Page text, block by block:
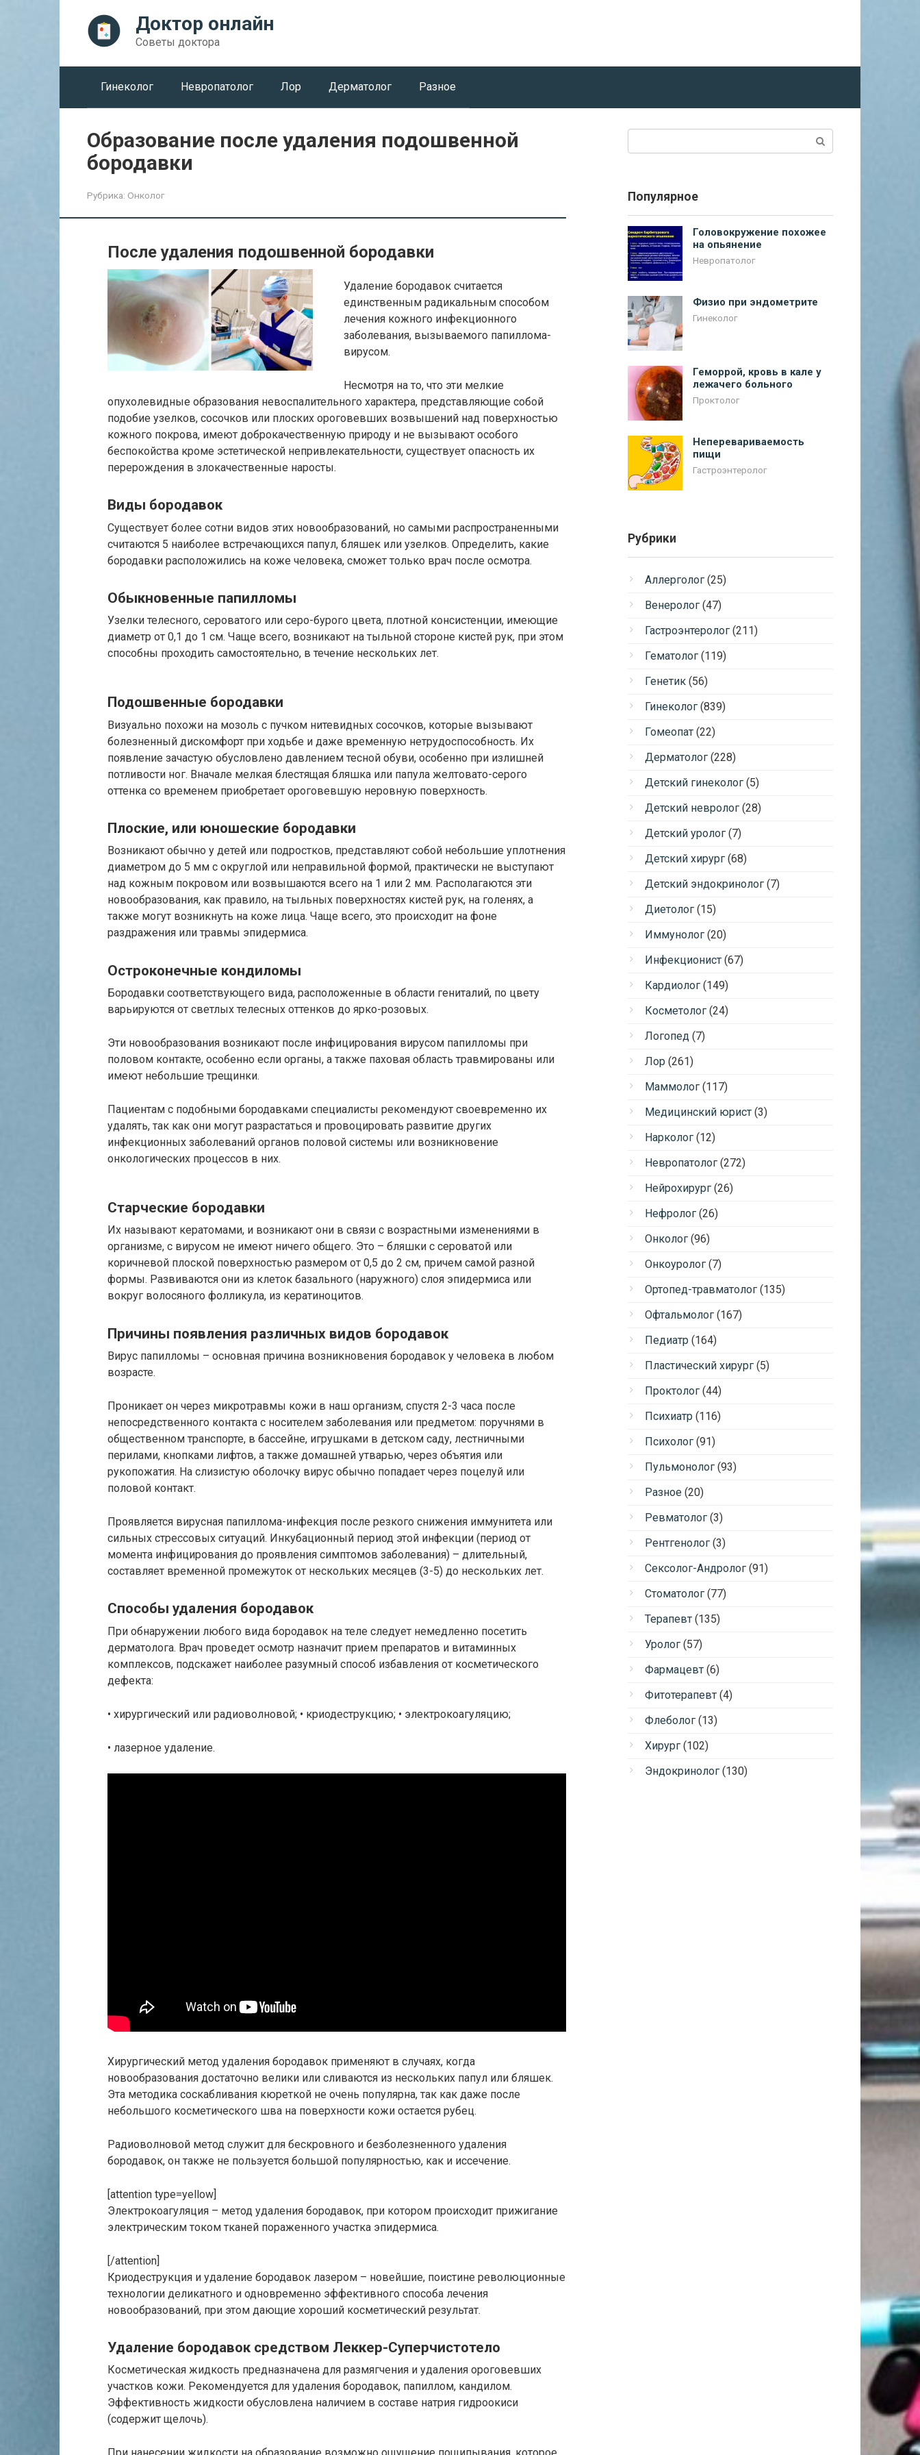
Доктор онлайн
Советы доктора
Гинеколог Невропатолог Лор Дерматолог Разное
Образование после удаления подошвенной
бородавки
Рубрика: Онколог
После удаления подошвенной бородавки
Удаление бородавок считается
единственным радикальным способом
лечения кожного инфекционного
заболевания, вызываемого папиллома-
вирусом.
Несмотря на то, что эти мелкие
опухолевидные образования невоспалительного характера, представляющие собой
подобие узелков, сосочков или плоских ороговевших возвышений над поверхностью
кожного покрова, имеют доброкачественную природу и не вызывают особого
беспокойства кроме эстетической непривлекательности, существует опасность их
перерождения в злокачественные наросты.
Виды бородавок
Существует более сотни видов этих новообразований, но самыми распространенными
считаются 5 наиболее встречающихся папул, бляшек или узелков. Определить, какие
бородавки расположились на коже человека, сможет только врач после осмотра.
Обыкновенные папилломы
Узелки телесного, сероватого или серо-бурого цвета, плотной консистенции, имеющие
диаметр от 0,1 до 1 см. Чаще всего, возникают на тыльной стороне кистей рук, при этом
способны проходить самостоятельно, в течение нескольких лет.
Подошвенные бородавки
Визуально похожи на мозоль с пучком нитевидных сосочков, которые вызывают
болезненный дискомфорт при ходьбе и даже временную нетрудоспособность. Их
появление зачастую обусловлено давлением тесной обуви, особенно при излишней
потливости ног. Вначале мелкая блестящая бляшка или папула желтовато-серого
оттенка со временем приобретает ороговевшую неровную поверхность.
Плоские, или юношеские бородавки
Возникают обычно у детей или подростков, представляют собой небольшие уплотнения
диаметром до 5 мм с округлой или неправильной формой, практически не выступают
над кожным покровом или возвышаются всего на 1 или 2 мм. Располагаются эти
новообразования, как правило, на тыльных поверхностях кистей рук, на голенях, а
также могут возникнуть на коже лица. Чаще всего, это происходит на фоне
раздражения или травмы эпидермиса.
Остроконечные кондиломы
Бородавки соответствующего вида, расположенные в области гениталий, по цвету
варьируются от светлых телесных оттенков до ярко-розовых.
Эти новообразования возникают после инфицирования вирусом папилломы при
половом контакте, особенно если органы, а также паховая область травмированы или
имеют небольшие трещинки.
Пациентам с подобными бородавками специалисты рекомендуют своевременно их
удалять, так как они могут разрастаться и провоцировать развитие других
инфекционных заболеваний органов половой системы или возникновение
онкологических процессов в них.
Старческие бородавки
Их называют кератомами, и возникают они в связи с возрастными изменениями в
организме, с вирусом не имеют ничего общего. Это – бляшки с сероватой или
коричневой плоской поверхностью размером от 0,5 до 2 см, причем самой разной
формы. Развиваются они из клеток базального (наружного) слоя эпидермиса или
вокруг волосяного фолликула, из кератиноцитов.
Причины появления различных видов бородавок
Вирус папилломы – основная причина возникновения бородавок у человека в любом
возрасте.
Проникает он через микротравмы кожи в наш организм, спустя 2-3 часа после
непосредственного контакта с носителем заболевания или предметом: поручнями в
общественном транспорте, в бассейне, игрушками в детском саду, лестничными
перилами, кнопками лифтов, а также домашней утварью, через объятия или
рукопожатия. На слизистую оболочку вирус обычно попадает через поцелуй или
половой контакт.
Проявляется вирусная папиллома-инфекция после резкого снижения иммунитета или
сильных стрессовых ситуаций. Инкубационный период этой инфекции (период от
момента инфицирования до проявления симптомов заболевания) – длительный,
составляет временной промежуток от нескольких месяцев (3-5) до нескольких лет.
Способы удаления бородавок
При обнаружении любого вида бородавок на теле следует немедленно посетить
дерматолога. Врач проведет осмотр назначит прием препаратов и витаминных
комплексов, подскажет наиболее разумный способ избавления от косметического
дефекта:
• хирургический или радиоволновой; • криодеструкцию; • электрокоагуляцию;
• лазерное удаление.
Хирургический метод удаления бородавок применяют в случаях, когда
новообразования достаточно велики или сливаются из нескольких папул или бляшек.
Эта методика соскабливания кюреткой не очень популярна, так как даже после
небольшого косметического шва на поверхности кожи остается рубец.
Радиоволновой метод служит для бескровного и безболезненного удаления
бородавок, он также не пользуется большой популярностью, как и иссечение.
[attention type=yellow]
Электрокоагуляция – метод удаления бородавок, при котором происходит прижигание
электрическим током тканей пораженного участка эпидермиса.
[/attention]
Криодеструкция и удаление бородавок лазером – новейшие, поистине революционные
технологии деликатного и одновременно эффективного способа лечения
новообразований, при этом дающие хороший косметический результат.
Удаление бородавок средством Леккер-Суперчистотело
Косметическая жидкость предназначена для размягчения и удаления ороговевших
участков кожи. Рекомендуется для удаления бородавок, папиллом, кандилом.
Эффективность жидкости обусловлена наличием в составе натрия гидроокиси
(содержит щелочь).
Популярное
Головокружение похожее
на опьянение
Невропатолог
Физио при эндометрите
Гинеколог
Геморрой, кровь в кале у
лежачего больного
Проктолог
Неперевариваемость
пищи
Гастроэнтеролог
Рубрики
Аллерголог (25)
Венеролог (47)
Гастроэнтеролог (211)
Гематолог (119)
Генетик (56)
Гинеколог (839)
Гомеопат (22)
Дерматолог (228)
Детский гинеколог (5)
Детский невролог (28)
Детский уролог (7)
Детский хирург (68)
Детский эндокринолог (7)
Диетолог (15)
Иммунолог (20)
Инфекционист (67)
Кардиолог (149)
Косметолог (24)
Логопед (7)
Лор (261)
Маммолог (117)
Медицинский юрист (3)
Нарколог (12)
Невропатолог (272)
Нейрохирург (26)
Нефролог (26)
Онколог (96)
Онкоуролог (7)
Ортопед-травматолог (135)
Офтальмолог (167)
Педиатр (164)
Пластический хирург (5)
Проктолог (44)
Психиатр (116)
Психолог (91)
Пульмонолог (93)
Разное (20)
Ревматолог (3)
Рентгенолог (3)
Сексолог-Андролог (91)
Стоматолог (77)
Терапевт (135)
Уролог (57)
Фармацевт (6)
Фитотерапевт (4)
Флеболог (13)
Хирург (102)
Эндокринолог (130)